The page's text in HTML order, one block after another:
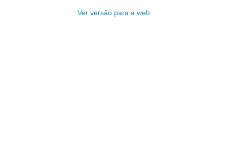
Ver versão para a web